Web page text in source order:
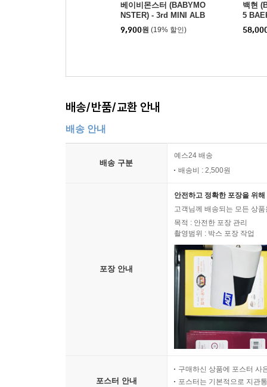
베이비몬스터 (BABYMO
NSTER) - 3rd MINI ALB
UM [춤 (CHOOM)] Plus
h Keyring Ver._AHYEO
9,900원 (19% 할인)
백현
5
EOUL
배송/반품/교환 안내
배송 안내
배송 구분
예스24 배송
배송비 : 2,500원
포장 안내
안전하고 정확한 포장을 위
고객님께 배송되는 모든 상
목적 : 안전한 포장 관리
촬영범위 : 박스 포장 작업
포스터 안내
구매하신 상품에 포스터 사
포스터는 기본적으로 지관